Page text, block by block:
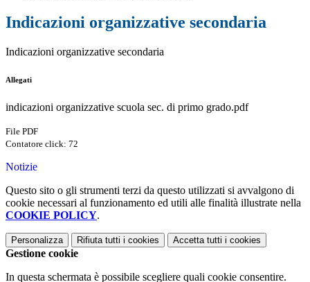
Indicazioni organizzative secondaria
Indicazioni organizzative secondaria
Allegati
indicazioni organizzative scuola sec. di primo grado.pdf
File PDF
Contatore click: 72
Notizie
Questo sito o gli strumenti terzi da questo utilizzati si avvalgono di
cookie necessari al funzionamento ed utili alle finalità illustrate nella
COOKIE POLICY.
Personalizza Rifiuta tutti i cookies Accetta tutti i cookies
Gestione cookie
In questa schermata è possibile scegliere quali cookie consentire.